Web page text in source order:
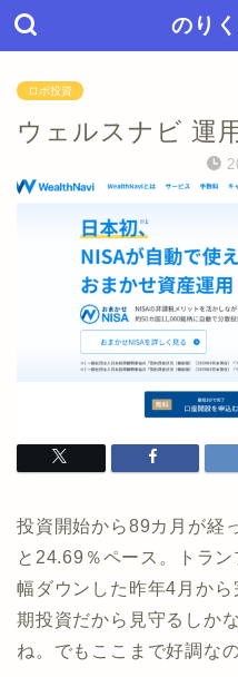
のり
ロボ投資
ウェルスナビ 運
投資開始から89カ月が経
と24.69％ペース。トラ
幅ダウンした昨年4月か
期投資だから見守るしか
ね。でもここまで好調な